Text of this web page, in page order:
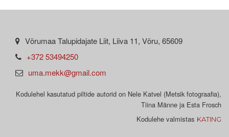
Võrumaa Talupidajate Liit, Liiva 11, Võru, 65609
+372 53494250
uma.mekk@gmail.com
Kodulehel kasutatud piltide autorid on Nele Katvel (Metsik fotograafia),
Tiina Männe ja Esta Frosch
Kodulehe valmistas KATING